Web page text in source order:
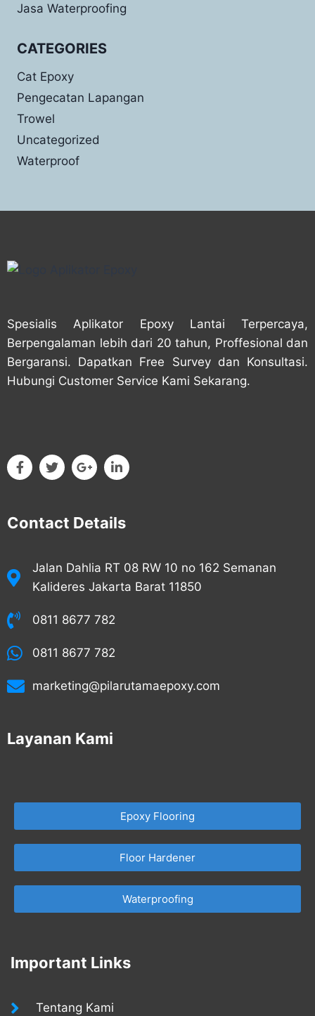
Jasa Waterproofing
CATEGORIES
Cat Epoxy
Pengecatan Lapangan
Trowel
Uncategorized
Waterproof
Spesialis Aplikator Epoxy Lantai Terpercaya,
Berpengalaman lebih dari 20 tahun, Proffesional dan
Bergaransi. Dapatkan Free Survey dan Konsultasi.
Hubungi Customer Service Kami Sekarang.
Contact Details
Jalan Dahlia RT 08 RW 10 no 162 Semanan
Kalideres Jakarta Barat 11850
0811 8677 782
0811 8677 782
marketing@pilarutamaepoxy.com
Layanan Kami
Epoxy Flooring
Floor Hardener
Waterproofing
Important Links
Tentang Kami